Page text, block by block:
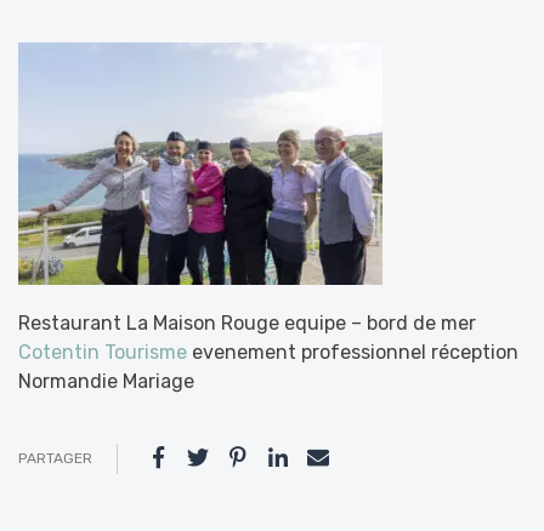
Restaurant La Maison Rouge equipe – bord de mer
Cotentin Tourisme evenement professionnel réception
Normandie Mariage
PARTAGER